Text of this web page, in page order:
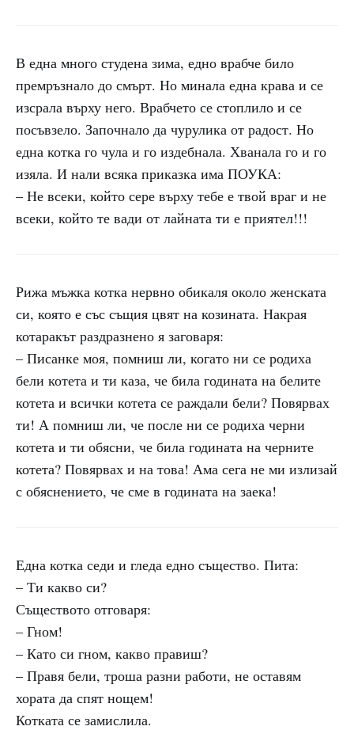
В една много студена зима, едно врабче било
премръзнало до смърт. Но минала една крава и се
изсрала върху него. Врабчето се стоплило и се
посъвзело. Започнало да чурулика от радост. Но
една котка го чула и го издебнала. Хванала го и го
изяла. И нали всяка приказка има ПОУКА:
– Не всеки, който сере върху тебе е твой враг и не
всеки, който те вади от лайната ти е приятел!!!
Рижа мъжка котка нервно обикаля около женската
си, която е със същия цвят на козината. Накрая
котаракът раздразнено я заговаря:
– Писанке моя, помниш ли, когато ни се родиха
бели котета и ти каза, че била годината на белите
котета и всички котета се раждали бели? Повярвах
ти! А помниш ли, че после ни се родиха черни
котета и ти обясни, че била годината на черните
котета? Повярвах и на това! Ама сега не ми излизай
с обяснението, че сме в годината на заека!
Една котка седи и гледа едно същество. Пита:
– Ти какво си?
Съществото отговаря:
– Гном!
– Като си гном, какво правиш?
– Правя бели, троша разни работи, не оставям
хората да спят нощем!
Котката се замислила.